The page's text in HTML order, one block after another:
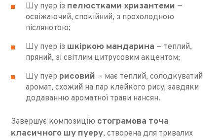
Шу пуер із пелюстками хризантеми —
освіжаючий, спокійний, з прохолодною
післянотою;
Шу пуер із шкіркою мандарина — теплий,
пряний, зі світлим цитрусовим акцентом;
Шу пуер рисовий — має теплий, солодкуватий
аромат, схожий на пар клейкого рису, завдяки
додаванню ароматної трави нансян.
Завершує композицію стограмова точа
класичного шу пуеру, створена для тривалих